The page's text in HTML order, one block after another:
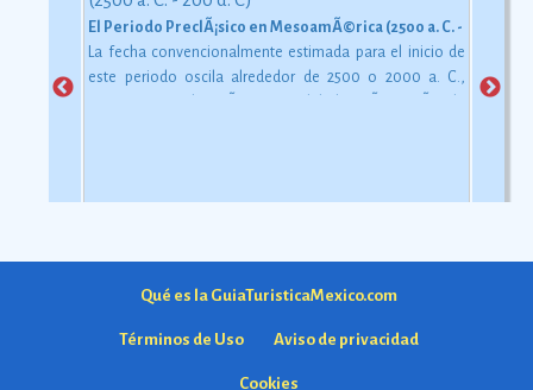
El Periodo PreclÃ¡sico en MesoamÃ©rica (2500 a. C. - 200 d. C)
La fecha convencionalmente estimada para el inicio de
este periodo oscila alrededor de 2500 o 2000 a. C.,
Qué es la GuiaTuristicaMexico.com
Términos de Uso Aviso de privacidad
Cookies